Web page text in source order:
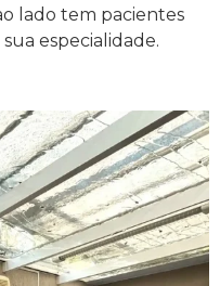
lado tem pacientes
especialidade.